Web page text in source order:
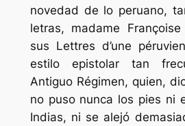
novedad de lo peruano,
letras, madame
sus Lettres d’une
estilo epistolar tan
Antiguo Régimen, quien,
no puso nunca los pies ni
Indias, ni se alejó